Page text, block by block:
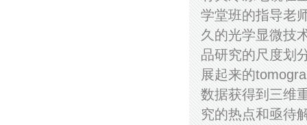
学堂班的指导老
久的光学显微技
品研究的尺度划
展起来的
数据获得到三维
究的热点和亟待